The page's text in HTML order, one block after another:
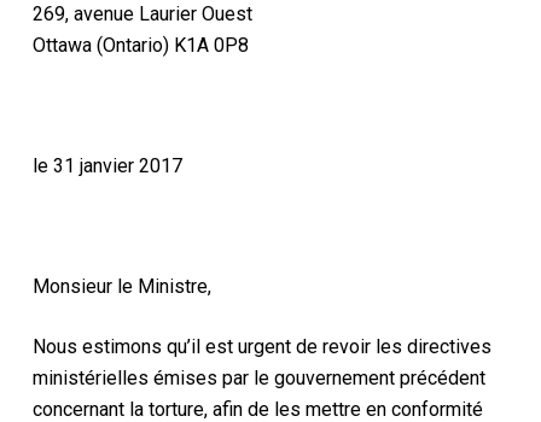
269, avenue Laurier Ouest
Ottawa (Ontario) K1A 0P8
le 31 janvier 2017
Monsieur le Ministre,
Nous estimons qu’il est urgent de revoir les directives
ministérielles émises par le gouvernement précédent
concernant la torture, afin de les mettre en conformité